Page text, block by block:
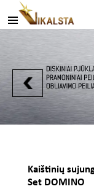
Kaištinių
Set DOMINO